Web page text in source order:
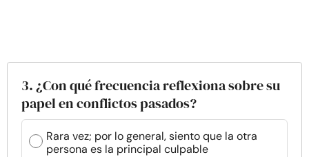
3. ¿Con qué frecuencia reflexiona sobre su
papel en conflictos pasados?
Rara vez; por lo general, siento que la otra
persona es la principal culpable